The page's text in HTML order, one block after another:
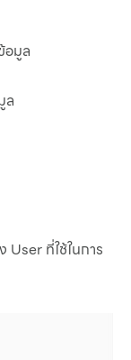
อมูล
ล
User ที่ใช้ในการ